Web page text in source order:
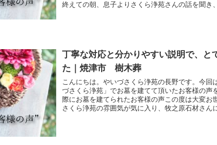
終えての朝、息子よりさくら浄苑さんの話を聞き
丁寧な対応と分かりやすい説明で、と
た｜焼津市 樹木葬
こんにちは。やいづさくら浄苑の長野です。今回
づさくら浄苑」でお墓を建てて頂いたお客様の声
際にお墓を建てられたお客様の声この度は大変お
さくら浄苑の雰囲気が気に入り、牧之原石材さん